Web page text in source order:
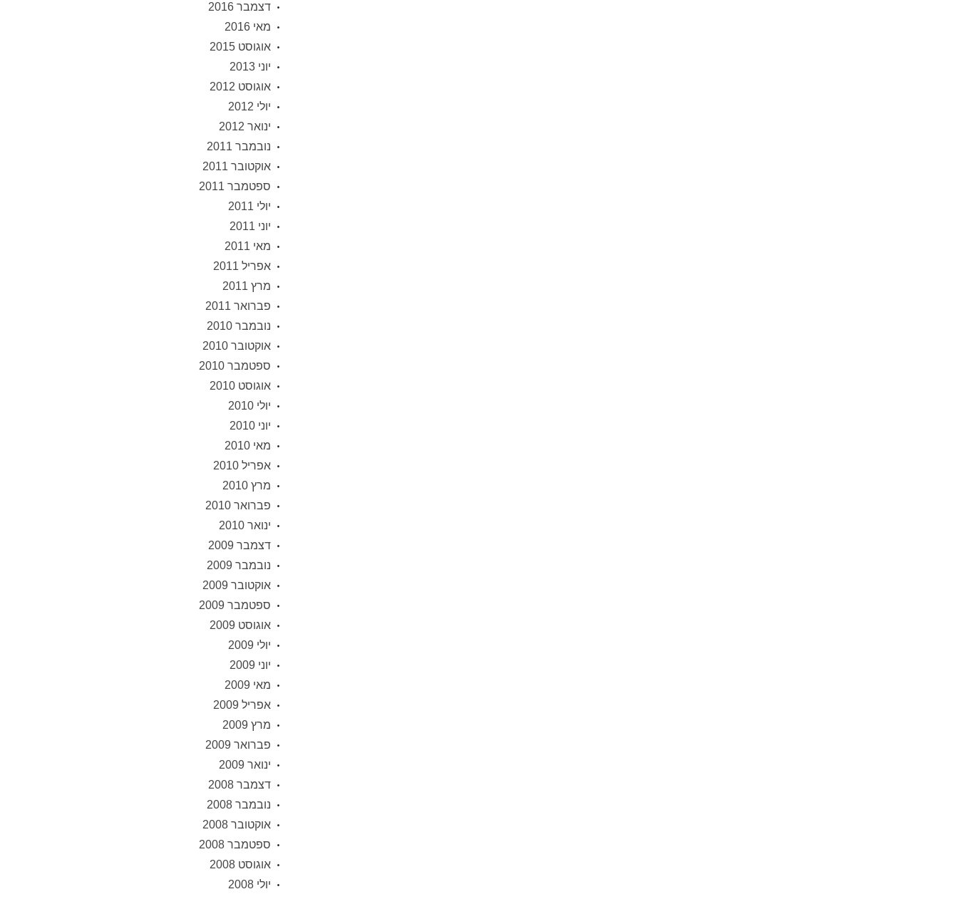
דצמבר 2016
מאי 2016
אוגוסט 2015
יוני 2013
אוגוסט 2012
יולי 2012
ינואר 2012
נובמבר 2011
אוקטובר 2011
ספטמבר 2011
יולי 2011
יוני 2011
מאי 2011
אפריל 2011
מרץ 2011
פברואר 2011
נובמבר 2010
אוקטובר 2010
ספטמבר 2010
אוגוסט 2010
יולי 2010
יוני 2010
מאי 2010
אפריל 2010
מרץ 2010
פברואר 2010
ינואר 2010
דצמבר 2009
נובמבר 2009
אוקטובר 2009
ספטמבר 2009
אוגוסט 2009
יולי 2009
יוני 2009
מאי 2009
אפריל 2009
מרץ 2009
פברואר 2009
ינואר 2009
דצמבר 2008
נובמבר 2008
אוקטובר 2008
ספטמבר 2008
אוגוסט 2008
יולי 2008